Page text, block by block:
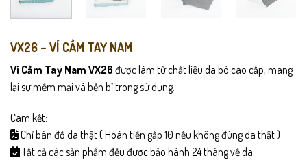
VX26 – VÍ CẦM TAY NAM
Ví Cầm Tay Nam VX26 được làm từ chất liệu da bò cao cấp, mang
lại sự mềm mại và bền bỉ trong sử dụng.
Cam kết:
Chỉ bán đồ da thật ( Hoàn tiền gấp 10 nếu không đúng da thật )
Tất cả các sản phẩm đều được bảo hành 24 tháng về da